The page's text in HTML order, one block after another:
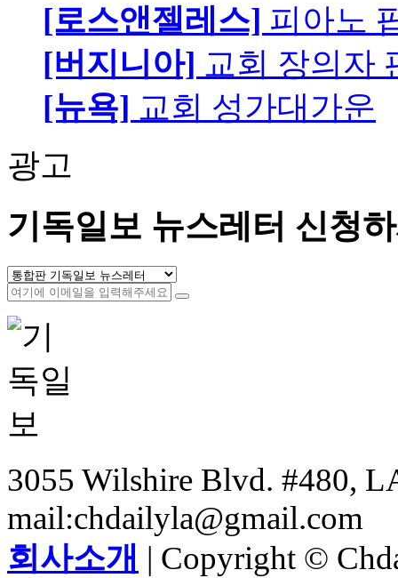
[로스앤젤레스] 피아노
[버지니아] 교회 장의자
[뉴욕] 교회 성가대가운
광고
기독일보 뉴스레터 신청
3055 Wilshire Blvd. #480,
mail:chdailyla@gmail.com
회사소개 | Copyright ©